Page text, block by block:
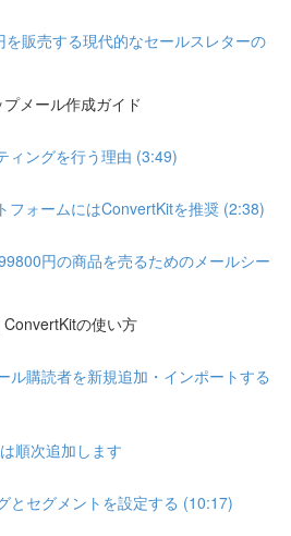
を販売する現代的なセールスレターの
メール作成ガイド
ィングを行う理由 (3:49)
フォームにはConvertKitを推奨 (2:38)
円の商品を売るためのメールシー
の使い方
ル購読者を新規追加・インポートする
順次追加します
とセグメントを設定する (10:17)